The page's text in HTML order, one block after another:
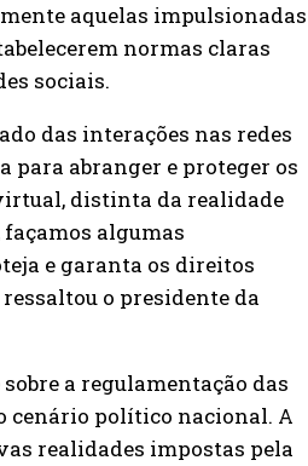
aquelas impulsionadas
normas claras
sociais.
das interações nas redes
para abranger e proteger os
distinta da realidade
algumas
e garanta os direitos
o presidente da
a regulamentação das
cenário político nacional. A
realidades impostas pela